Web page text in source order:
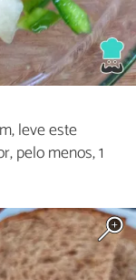
leve este
pelo menos, 1